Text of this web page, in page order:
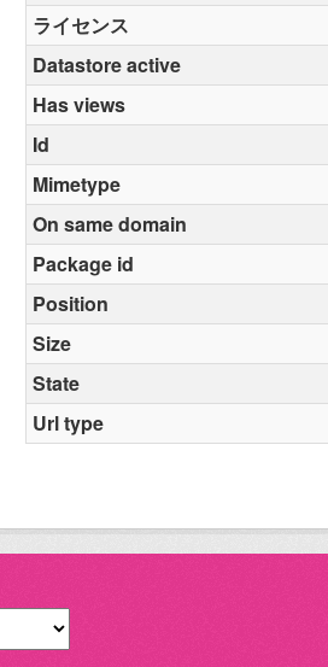
ライセンス
Datastore active
Has views
Id
Mimetype
On same domain
Package id
Position
Size
State
Url type